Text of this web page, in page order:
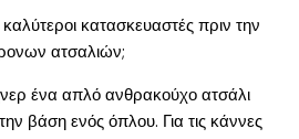
κατασκευαστές πριν την
ατσαλιών;
ένα απλό ανθρακούχο ατσάλι
βάση ενός όπλου. Για τις κάννες